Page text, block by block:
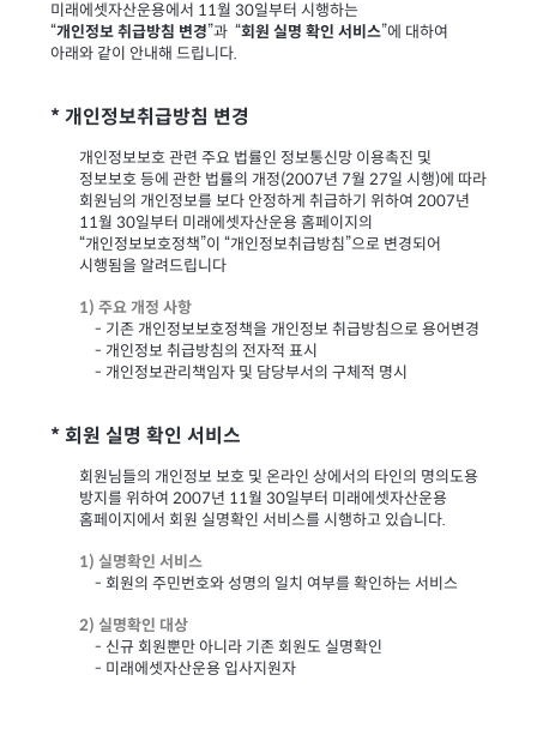
미래에셋자산운용에서 11월 30일부터 시행하는
“개인정보 취급방침 변경”과 “회원 실명 확인 서비스”에 대하여
아래와 같이 안내해 드립니다.
* 개인정보취급방침 변경
개인정보보호 관련 주요 법률인 정보통신망 이용촉진 및
정보보호 등에 관한 법률의 개정(2007년 7월 27일 시행)에 따라
회원님의 개인정보를 보다 안정하게 취급하기 위하여 2007년
11월 30일부터 미래에셋자산운용 홈페이지의
“개인정보보호정책”이 “개인정보취급방침”으로 변경되어
시행됨을 알려드립니다
1) 주요 개정 사항
- 기존 개인정보보호정책을 개인정보 취급방침으로 용어변경
- 개인정보 취급방침의 전자적 표시
- 개인정보관리책임자 및 담당부서의 구체적 명시
* 회원 실명 확인 서비스
회원님들의 개인정보 보호 및 온라인 상에서의 타인의 명의도용
방지를 위하여 2007년 11월 30일부터 미래에셋자산운용
홈페이지에서 회원 실명확인 서비스를 시행하고 있습니다.
1) 실명확인 서비스
- 회원의 주민번호와 성명의 일치 여부를 확인하는 서비스
2) 실명확인 대상
- 신규 회원뿐만 아니라 기존 회원도 실명확인
- 미래에셋자산운용 입사지원자